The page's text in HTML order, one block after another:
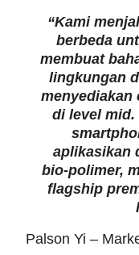
“Kami
berbeda
membuat
lingkungan
menyediakan
di level mid.
aplikasikan
bio-polimer,
flagship
Palson Yi –